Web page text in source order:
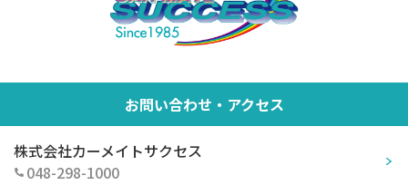
お問い合わせ・アクセス
株式会社カーメイトサクセス
048-298-1000